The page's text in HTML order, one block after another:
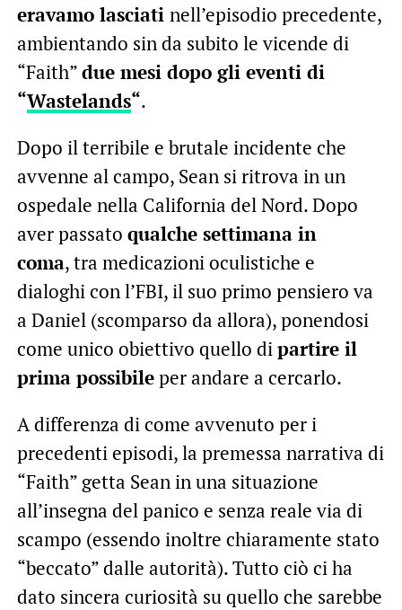
eravamo lasciati nell’episodio precedente,
ambientando sin da subito le vicende di
“Faith”due mesi dopo gli eventi di
“Wastelands“.
Dopo il terribile e brutale incidente che
avvenne al campo, Sean si ritrova in un
ospedale nella California del Nord. Dopo
aver passato qualche settimana in
coma, tra medicazioni oculistiche e
dialoghi con l’FBI, il suo primo pensiero va
a Daniel (scomparso da allora), ponendosi
come unico obiettivo quello dipartire il
prima possibileper andare a cercarlo.
A differenza di come avvenuto per i
precedenti episodi, la premessa narrativa di
“Faith” getta Sean in una situazione
all’insegna del panico e senza reale via di
scampo (essendo inoltre chiaramente stato
“beccato” dalle autorità). Tutto ciò ci ha
dato sincera curiosità su quello che sarebbe